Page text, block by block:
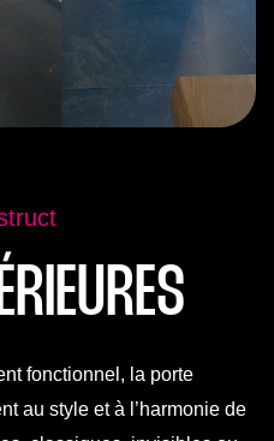
fonctionnel, la porte
au style et à l’harmonie de